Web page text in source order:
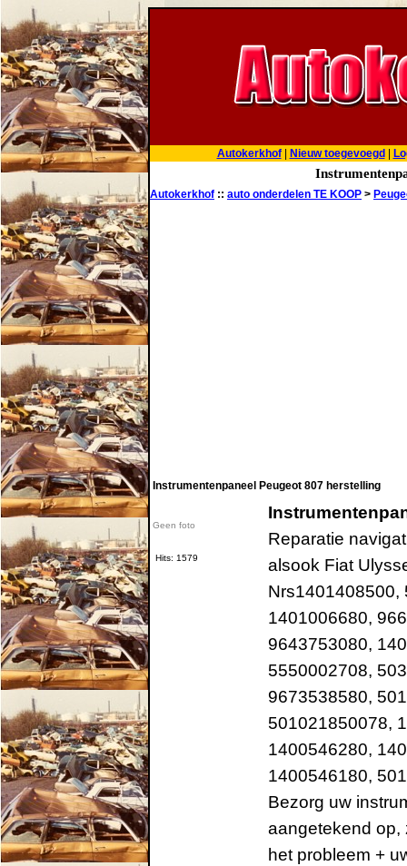
Autokerkhof| Nieuw toegevoegd
Autokerkhof :: auto onderdelen TE KOOP >
Instrumentenpaneel Peugeot 807 herstelling
Geen foto
Hits: 1579
Reparatie
alsook Fiat
Nrs1401408500,
1401006680,
9643753080,
5550002708,
9673538580,
501021850078,
1400546280,
1400546180,
Bezorg uw
aangetekend op,
het probleem +